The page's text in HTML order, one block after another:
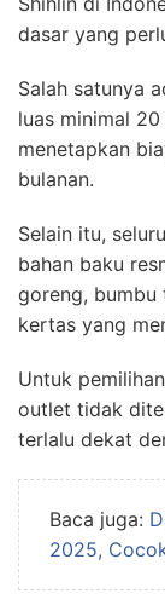
dasar yang
Salah satunya
luas minimal 20
menetapkan
bulanan.
Selain itu,
bahan baku
goreng, bumbu
kertas yang
Untuk
outlet tidak
terlalu dekat
Baca juga:
2025,